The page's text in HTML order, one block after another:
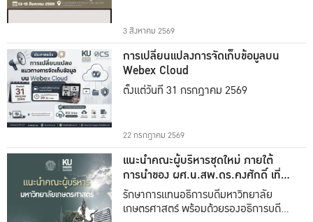
3 สิงหาคม 2569
การเปลี่ยนแปลงการจัดเก็บข้อมูลบน
Webex Cloud
ตั้งแต่วันที่ 31 กรกฎาคม 2569
22 กรกฎาคม 2569
แนะนำคณะผู้บริหารชุดใหม่ ภายใต้
การนำของ ผศ.น.สพ.ดร.คงศักดิ์ เที่ยง
ธรรม
รักษาการแทนอธิการบดีมหาวิทยาลัย
เกษตรศาสตร์ พร้อมด้วยรองอธิการบดีทั้ง